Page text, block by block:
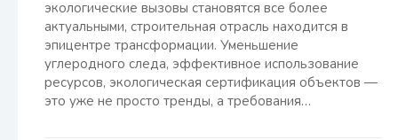
экологические вызовы становятся все более
актуальными, строительная отрасль находится в
эпицентре трансформации. Уменьшение
углеродного следа, эффективное использование
ресурсов, экологическая сертификация объектов —
это уже не просто тренды, а требования…